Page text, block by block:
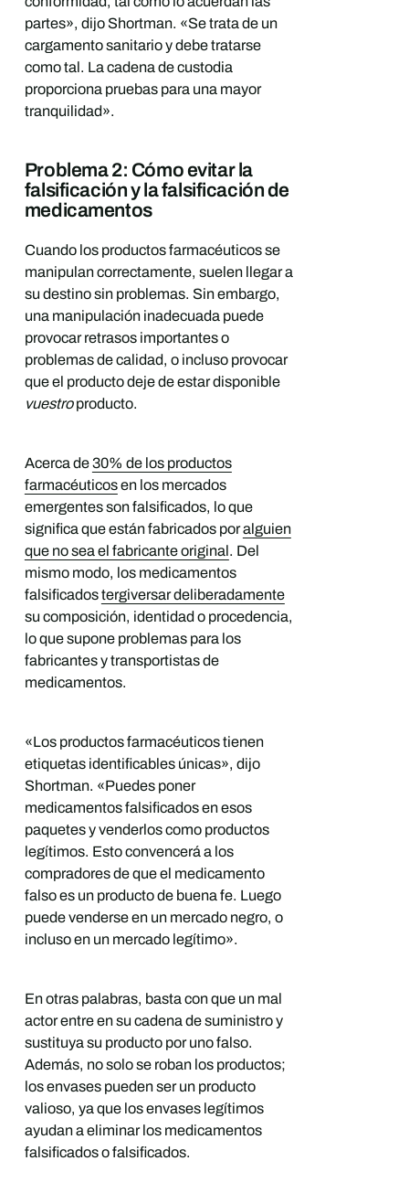
partes», dijo Shortman. «Se trata de un
cargamento sanitario y debe tratarse
como tal. La cadena de custodia
proporciona pruebas para una mayor
tranquilidad».
Problema 2: Cómo evitar la
falsificación y la falsificación de
medicamentos
Cuando los productos farmacéuticos se
manipulan correctamente, suelen llegar a
su destino sin problemas. Sin embargo,
una manipulación inadecuada puede
provocar retrasos importantes o
problemas de calidad, o incluso provocar
que el producto deje de estar disponible
vuestroproducto.
Acerca de30% de los productos
farmacéuticosen los mercados
emergentes son falsificados, lo que
significa que están fabricados poralguien
que no sea el fabricante original. Del
mismo modo, los medicamentos
falsificadostergiversar deliberadamente
su composición, identidad o procedencia,
lo que supone problemas para los
fabricantes y transportistas de
medicamentos.
«Los productos farmacéuticos tienen
etiquetas identificables únicas», dijo
Shortman. «Puedes poner
medicamentos falsificados en esos
paquetes y venderlos como productos
legítimos. Esto convencerá a los
compradores de que el medicamento
falso es un producto de buena fe. Luego
puede venderse en un mercado negro, o
incluso en un mercado legítimo».
En otras palabras, basta con que un mal
actor entre en su cadena de suministro y
sustituya su producto por uno falso.
Además, no solo se roban los productos;
los envases pueden ser un producto
valioso, ya que los envases legítimos
ayudan a eliminar los medicamentos
falsificados o falsificados.